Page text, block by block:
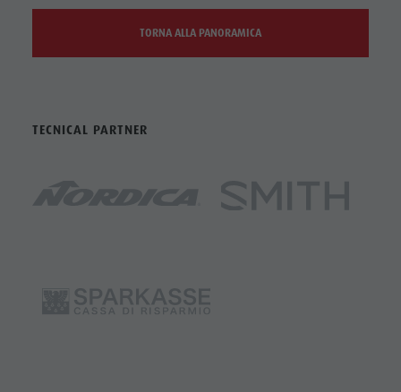
TORNA ALLA PANORAMICA
TECNICAL PARTNER